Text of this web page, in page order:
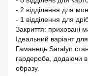
- 2 відділення для
- 1 відділення для
Закриття: приховані
Ідеальний варіант
Гаманець Saralyn
гардероба, додаючи
образу.